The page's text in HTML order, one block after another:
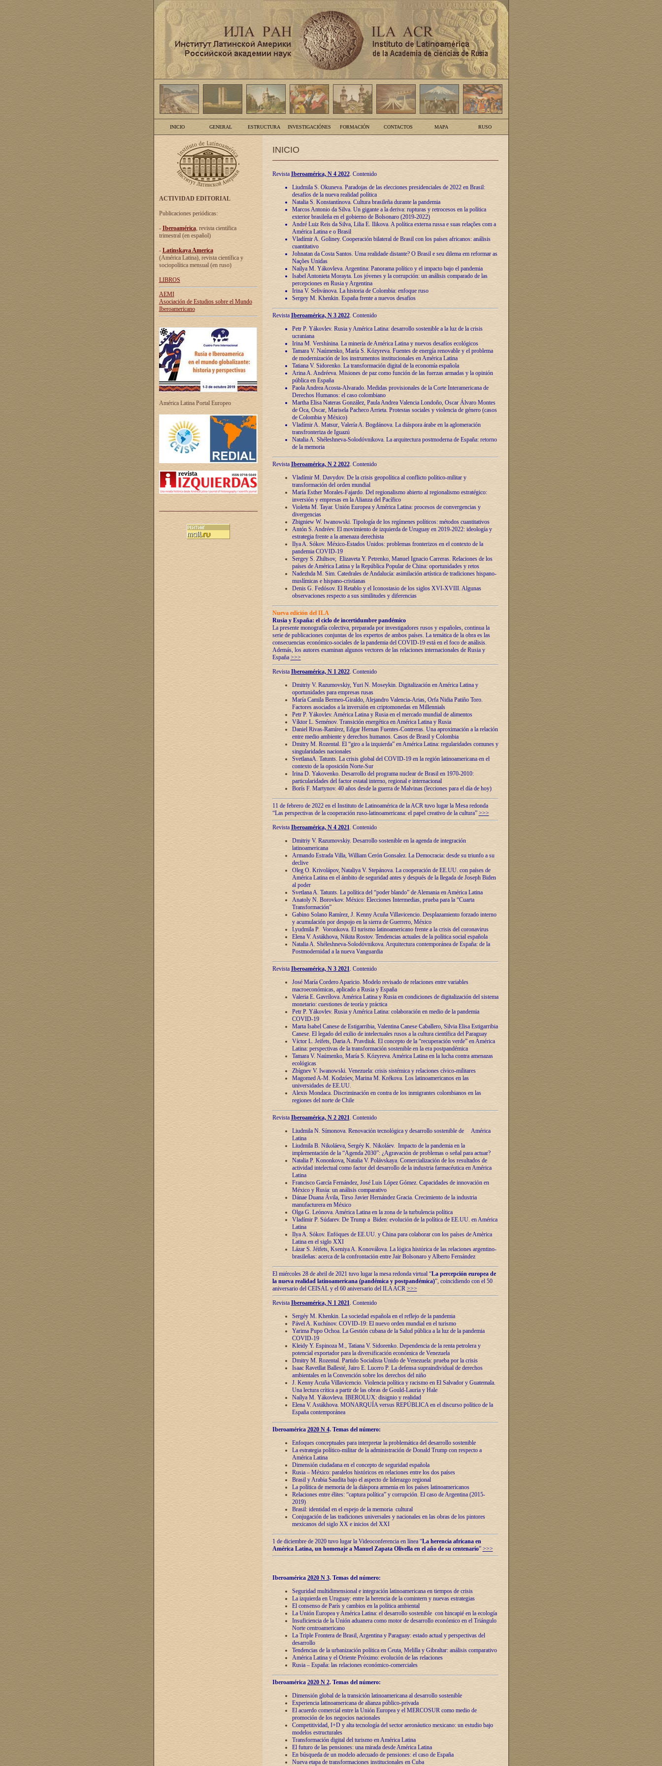
INICIO GENERAL ESTRUCTURA INVESTIGACIÓNES FORMACIÓN CONTACTOS MAPA RUSO
ACTIVIDAD EDITORIAL
Publicaciones periódicas:
- Iberoamérica, revista científica
trimestral (en español)
- Latinskaya America
(América Latina), revista científica y
sociopolítica mensual (en ruso)
LIBROS
AEMI
Asociación de Estudios sobre el Mundo
Iberoamericano
América Latina Portal Europeo
INICIO
Revista Iberoamérica, N 4 2022. Contenido
Liudmila S. Okuneva. Paradojas de las elecciones presidenciales de 2022 en Brasil:
desafíos de la nueva realidad política
Natalia S. Konstantínova. Cultura brasileña durante la pandemia
Marcos Antonio da Silva. Un gigante a la deriva: rupturas y retrocesos en la política
exterior brasileña en el gobierno de Bolsonaro (2019-2022)
André Luiz Reis da Silva, Lilia E. Ilikova. A política externa russa e suas relações com a
América Latina e o Brasil
Vladímir A. Goliney. Cooperación bilateral de Brasil con los países africanos: análisis
cuantitativo
Johnatan da Costa Santos. Uma realidade distante? O Brasil e seu dilema em reformar as
Nações Unidas
Nailya M. Yákovleva. Argentina: Panorama político y el impacto bajo el pandemia
Isabel Antonieta Morayta. Los jóvenes y la corrupción: un análisis comparado de las
percepciones en Rusia y Argentina
Irina V. Selivánova. La historia de Colombia: enfoque ruso
Sergey M. Khenkin. España frente a nuevos desafíos
Revista Iberoamérica, N 3 2022. Contenido
Petr P. Yákovlev. Rusia y América Latina: desarrollo sostenible a la luz de la crisis
ucraniana
Irina M. Vershínina. La minería de América Latina y nuevos desafíos ecológicos
Tamara V. Naúmenko, María S. Kózyreva. Fuentes de energía renovable y el problema
de modernización de los instrumentos institucionales en América Latina
Tatiana V. Sidorenko. La transformación digital de la economía española
Arina A. Andréeva. Misiones de paz como función de las fuerzas armadas y la opinión
pública en España
Paola Andrea Acosta-Alvarado. Medidas provisionales de la Corte Interamericana de
Derechos Humanos: el caso colombiano
Martha Elisa Nateras González, Paula Andrea Valencia Londoño, Oscar Álvaro Montes
de Oca, Oscar, Marisela Pacheco Arrieta. Protestas sociales y violencia de género (casos
de Colombia y México)
Vladímir A. Matsur, Valería A. Bogdánova. La diáspora árabe en la aglomeración
transfronteriza de Iguazú
Natalia A. Shéleshneva-Solodóvnikova. La arquitectura postmoderna de España: retorno
de la memoria
Revista Iberoamérica, N 2 2022. Contenido
Vladímir M. Davydov. De la crisis geopolítica al conflicto político-militar y
transformación del orden mundial
María Esther Morales-Fajardo. Del regionalismo abierto al regionalismo estratégico:
inversión y empresas en la Alianza del Pacífico
Violetta M. Tayar. Unión Europea y América Latina: procesos de convergencias y
divergencias
Zbigniew W. Iwanowski. Tipología de los regímenes políticos: métodos cuantitativos
Antón S. Andréev. El movimiento de izquierda de Uruguay en 2019-2022: ideología y
estrategia frente a la amenaza derechista
Ilya A. Sókov. México-Estados Unidos: problemas fronterizos en el contexto de la
pandemia COVID-19
Sergey S. Zhiltsov, Elizaveta Y. Petrenko, Manuel Ignacio Carreras. Relaciones de los
países de América Latina y la República Popular de China: oportunidades y retos
Nadezhda M. Sim. Catedrales de Andalucía: asimilación artística de tradiciones hispano-
muslímicas e hispano-cristianas
Denis G. Fedósov. El Retablo y el Iconostasio de los siglos XVI-XVIII. Algunas
observaciones respecto a sus similitudes y diferencias
Nueva edición del ILA
Rusia y España: el ciclo de incertidumbre pandémico
La presente monografía colectiva, preparada por investigadores rusos y españoles, continua la
serie de publicaciones conjuntas de los expertos de ambos países. La temática de la obra es las
consecuencias económico-sociales de la pandemia del COVID-19 está en el foco de análisis.
Además, los autores examinan algunos vectores de las relaciones internacionales de Rusia y
España >>>
Revista Iberoamérica, N 1 2022. Contenido
Dmitriy V. Razumovskiy, Yuri N. Moseykin. Digitalización en América Latina y
oportunidades para empresas rusas
María Camila Bermeo-Giraldo, Alejandro Valencia-Arias, Orfa Nidia Patiño Toro.
Factores asociados a la inversión en criptomonedas en Millennials
Petr P. Yákovlev. América Latina y Rusia en el mercado mundial de alimentos
Víktor L. Seménov. Transición energética en América Latina y Rusia
Daniel Rivas-Ramírez, Edgar Hernan Fuentes-Contreras. Una aproximación a la relación
entre medio ambiente y derechos humanos. Casos de Brasil y Colombia
Dmitry M. Rozental. El “giro a la izquierda” en América Latina: regularidades comunes y
singularidades nacionales
SvetlanaA. Tatunts. La crisis global del COVID-19 en la región latinoamericana en el
contexto de la oposición Norte-Sur
Irina D. Yakovenko. Desarrollo del programa nuclear de Brasil en 1970-2010:
particularidades del factor estatal interno, regional e internacional
Borís F. Martynov. 40 años desde la guerra de Malvinas (lecciones para el día de hoy)
11 de febrero de 2022 en el Instituto de Latinoamérica de la ACR tuvo lugar la Mesa redonda
“Las perspectivas de la cooperación ruso-latinoamericana: el papel creativo de la cultura” >>>
Revista Iberoamérica, N 4 2021. Contenido
Dmitriy V. Razumovskiy. Desarrollo sostenible en la agenda de integración
latinoamericana
Armando Estrada Villa, William Cerón Gonsalez. La Democracia: desde su triunfo a su
declive
Oleg O. Krivolápov, Nataliya V. Stepánova. La cooperación de EE.UU. con países de
América Latina en el ámbito de seguridad antes y después de la llegada de Joseph Biden
al poder
Svetlana A. Tatunts. La política del “poder blando” de Alemania en América Latina
Anatoly N. Borovkov. México: Elecciones Intermedias, prueba para la “Cuarta
Transformación”
Gabino Solano Ramírez, J. Kenny Acuña Villavicencio. Desplazamiento forzado interno
y acumulación por despojo en la sierra de Guerrero, México
Lyudmila P. Voronkova. El turismo latinoamericano frente a la crisis del coronavirus
Elena V. Astákhova, Nikita Rostov. Tendencias actuales de la política social española
Natalia A. Shéleshneva-Solodóvnikova. Arquitectura contemporánea de España: de la
Postmodernidad a la nueva Vanguardia
Revista Iberoamérica, N 3 2021. Contenido
José María Cordero Aparicio. Modelo revisado de relaciones entre variables
macroeconómicas, aplicado a Rusia y España
Valeria E. Gavrílova. América Latina y Rusia en condiciones de digitalización del sistema
monetario: cuestiones de teoría y práctica
Petr P. Yákovlev. Rusia y América Latina: colaboración en medio de la pandemia
COVID-19
Marta Isabel Canese de Estigarribia, Valentina Canese Caballero, Silvia Elisa Estigarribia
Canese. El legado del exilio de intelectuales rusos a la cultura científica del Paraguay
Víctor L. Jeifets, Daria A. Pravdiuk. El concepto de la “recuperación verde” en América
Latina: perspectivas de la transformación sostenible en la era postpandémica
Tamara V. Naúmenko, María S. Kózyreva. América Latina en la lucha contra amenazas
ecológicas
Zbígnev V. Iwanowski. Venezuela: crisis sistémica y relaciones cívico-militares
Magomed A-M. Kodzóev, Marina M. Krékova. Los latinoamericanos en las
universidades de EE.UU.
Alexis Mondaca. Discriminación en contra de los inmigrantes colombianos en las
regiones del norte de Chile
RevistaIberoamérica, N 2 2021. Contenido
Liudmila N. Símonova. Renovaciόn tecnolόgica y desarrollo sostenible de América
Latina
Liudmila B. Nikoláeva, Sergéy K. Nikoláev. Impacto de la pandemia en la
implementaciόn de la “Agenda 2030”: ¿Agravaciόn de problemas o señal para actuar?
Natalia P. Kononkova, Natalia V. Polávskaya. Comercializaciόn de los resultados de
actividad intelectual como factor del desarrollo de la industria farmacéutica en América
Latina
Francisco García Fernández, José Luis López Gómez. Capacidades de innovaciόn en
México y Rusia: un análisis comparativo
Dánae Duana Ávila, Tirso Javier Hernández Gracia. Crecimiento de la industria
manufacturera en México
Olga G. Leόnova. América Latina en la zona de la turbulencia política
Vladímir P. Súdarev. De Trump a Biden: evoluciόn de la política de EE.UU. en América
Latina
Ilya A. Sόkov. Enfόques de EE.UU. y China para colaborar con los países de Amèrica
Latina en el siglo XXI
Lázar S. Jéifets, Kseniya A. Konoválova. La lόgica histόrica de las relaciones argentino-
brasileñas: acerca de la confrontaciόn entre Jair Bolsonaro y Alberto Fernández
El miércoles 28 de abril de 2021 tuvo lugar la mesa redonda virtual “La percepción europea de
la nueva realidad latinoamericana (pandémica y postpandémica)”, coincidiendo con el 50
aniversario del CEISAL y el 60 aniversario del ILA ACR >>>
Revista Iberoamérica, N 1 2021. Contenido
Sergéy M. Khenkin. La sociedad española en el reflejo de la pandemia
Pável A. Kuchínov. COVID-19: El nuevo orden mundial en el turismo
Yarima Pupo Ochoa. La Gestión cubana de la Salud pública a la luz de la pandemia
COVID-19
Kleidy Y. Espinoza M., Tatiana V. Sidorenko. Dependencia de la renta petrolera y
potencial exportador para la diversificación económica de Venezuela
Dmitry M. Rozental. Partido Socialista Unido de Venezuela: prueba por la crisis
Isaac Ravetllat Ballesté, Jairo E. Lucero P. La defensa supraindividual de derechos
ambientales en la Convención sobre los derechos del niño
J. Kenny Acuña Villavicencio. Violencia política y racismo en El Salvador y Guatemala.
Una lectura crítica a partir de las obras de Gould-Lauria y Hale
Naílya M. Yákovleva. IBEROLUX: disignio y realidad
Elena V. Astákhova. MONARQUÍA versus REPÚBLICA en el discurso político de la
España contemporánea
Iberoamérica 2020 N 4. Temas del número:
Enfoques conceptuales para interpretar la problemática del desarrollo sostenible
La estrategia político-militar de la administración de Donald Trump con respecto a
América Latina
Dimensión ciudadana en el concepto de seguridad española
Rusia – México: paralelos históricos en relaciones entre los dos países
Brasil y Arabia Saudita bajo el aspecto de liderazgo regional
La política de memoria de la diáspora armenia en los países latinoamericanos
Relaciones entre élites: “captura política” y corrupción. El caso de Argentina (2015-
2019)
Brasil: identidad en el espejo de la memoria cultural
Conjugación de las tradiciones universales y nacionales en las obras de los pintores
mexicanos del siglo XX e inicios del XXI
1 de diciembre de 2020 tuvo lugar la Videoconferencia en línea “La herencia africana en
América Latina, un homenaje a Manuel Zapata Olivella en el año de su centenario” >>>
Iberoamérica 2020 N 3.Temas del número:
Seguridad multidimensional e integración latinoamericana en tiempos de crisis
La izquierda en Uruguay: entre la herencia de lа comintern y nuevas estrategias
El consenso de París y cambios en la política ambiental
La Unión Europea y América Latina: el desarrollo sostenible con hincapié en la ecología
Insuficiencia de la Unión aduanera como motor de desarrollo económico en el Triángulo
Norte centroamericano
La Triple Frontera de Brasil, Argentina y Paraguay: estado actual y perspectivas del
desarrollo
Tendencias de la urbanización política en Ceuta, Melilla y Gibraltar: análisis comparativo
América Latina y el Oriente Próximo: evolución de las relaciones
Rusia – España: las relaciones económico-comerciales
Iberoamérica 2020 N 2.Temas del número:
Dimensión global de la transición latinoamericana al desarrollo sostenible
Experiencia latinoamericana de alianza público-privada
El acuerdo comercial entre la Unión Europea y el MERCOSUR como medio de
promoción de los negocios nacionales
Competitividad, I+D y alta tecnología del sector aeronáutico mexicano: un estudio bajo
modelos estructurales
Transformación digital del turismo en América Latina
El futuro de las pensiones: una mirada desde América Latina
En búsqueda de un modelo adecuado de pensiones: el caso de España
Nueva etapa de transformaciones institucionales en Cuba